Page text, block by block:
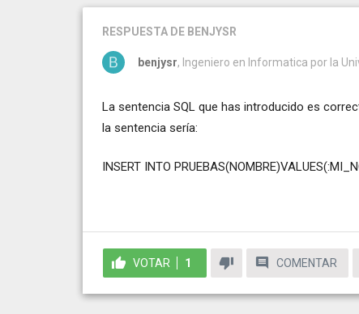
RESPUESTA DE BENJYSR
benjysr, Ingeniero en Informatica por la
La sentencia SQL que has introducido es
la sentencia sería:
INSERT INTO
VOTAR 1 COMENTAR